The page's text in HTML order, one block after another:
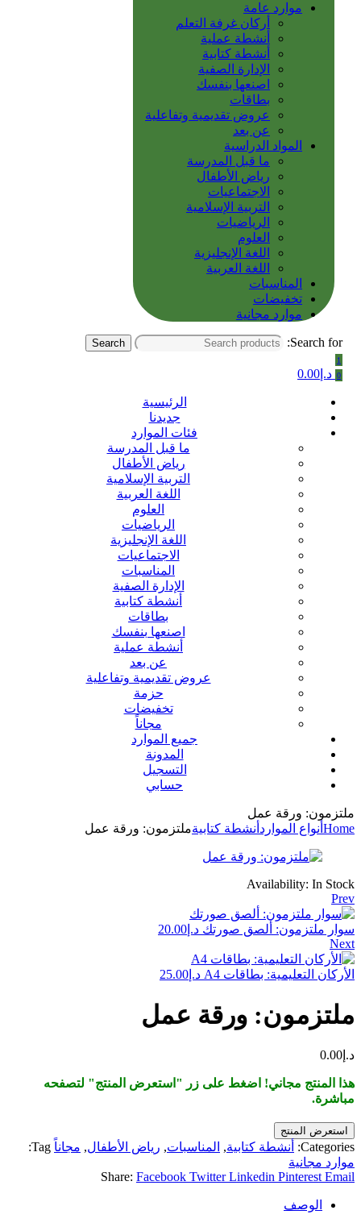
موارد عامة
أركان غرفة التعلم
أنشطة عملية
أنشطة كتابية
الإدارة الصفية
اصنعها بنفسك
بطاقات
عروض تقديمية وتفاعلية
عن بعد
المواد الدراسية
ما قبل المدرسة
رياض الأطفال
الاجتماعيات
التربية الإسلامية
الرياضيات
العلوم
اللغة الإنجليزية
اللغة العربية
المناسبات
تخفيضات
موارد مجانية
Search for:
Search
1
0 د.إ 0.00
الرئيسية
جديدنا
فئات الموارد
ما قبل المدرسة
رياض الأطفال
التربية الإسلامية
اللغة العربية
العلوم
الرياضيات
اللغة الإنجليزية
الاجتماعيات
المناسبات
الإدارة الصفية
أنشطة كتابية
بطاقات
اصنعها بنفسك
أنشطة عملية
عن بعد
عروض تقديمية وتفاعلية
حزمة
تخفيضات
مجاناً
جميع الموارد
المدونة
التسجيل
حسابي
ملتزمون: ورقة عمل
Home أنواع الموارد أنشطة كتابيةملتزمون: ورقة عمل
Availability: In Stock
Prev
سوار ملتزمون: ألصق صورتك د.إ 20.00
Next
الأركان التعليمية: بطاقات A4 د.إ 25.00
ملتزمون: ورقة عمل
د.إ 0.00
هذا المنتج مجاني! اضغط على زر "استعرض المنتج" لتصفحه
مباشرة.
استعرض المنتج
Categories: أنشطة كتابية, المناسبات, رياض الأطفال, مجاناً Tag:
موارد مجانية
Share: Facebook Twitter Linkedin Pinterest Email
الوصف